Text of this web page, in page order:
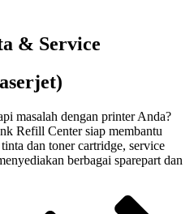
& Service
masalah dengan printer Anda?
Refill Center siap membantu
dan toner cartridge, service
berbagai sparepart dan